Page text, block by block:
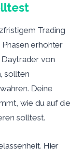
Trading
erhöhter
von
sollten
Deine
wie du auf die
solltest.
Hier